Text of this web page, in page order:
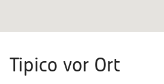
Tipico vor Ort